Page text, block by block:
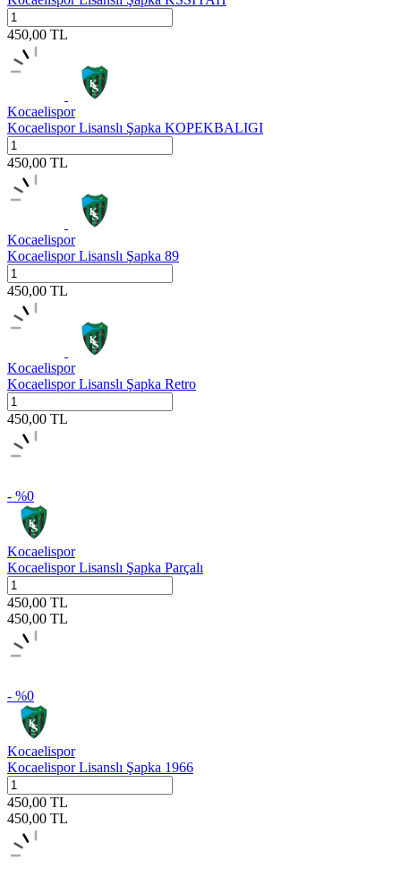
450,00 TL
Kocaelispor
Kocaelispor Lisanslı Şapka KOPEKBALIGI
450,00 TL
Kocaelispor
Kocaelispor Lisanslı Şapka 89
450,00 TL
Kocaelispor
Kocaelispor Lisanslı Şapka Retro
450,00 TL
- %0
Kocaelispor
Kocaelispor Lisanslı Şapka Parçalı
450,00 TL
450,00 TL
- %0
Kocaelispor
Kocaelispor Lisanslı Şapka 1966
450,00 TL
450,00 TL